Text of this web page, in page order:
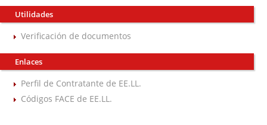
Utilidades
Verificación de documentos
Enlaces
Perfil de Contratante de EE.LL.
Códigos FACE de EE.LL.